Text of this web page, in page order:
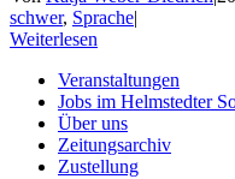
schwer, Sprache|
Weiterlesen
Veranstaltungen
Jobs im Helmstedter
Über uns
Zeitungsarchiv
Zustellung